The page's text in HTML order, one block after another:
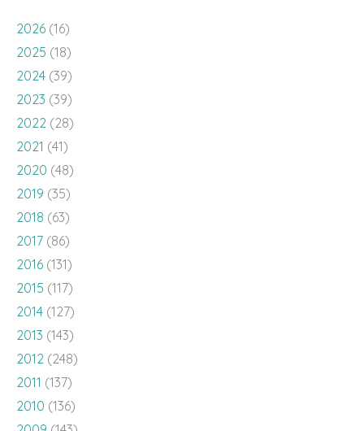
2026 (16)
2025 (18)
2024 (39)
2023 (39)
2022 (28)
2021 (41)
2020 (48)
2019 (35)
2018 (63)
2017 (86)
2016 (131)
2015 (117)
2014 (127)
2013 (143)
2012 (248)
2011 (137)
2010 (136)